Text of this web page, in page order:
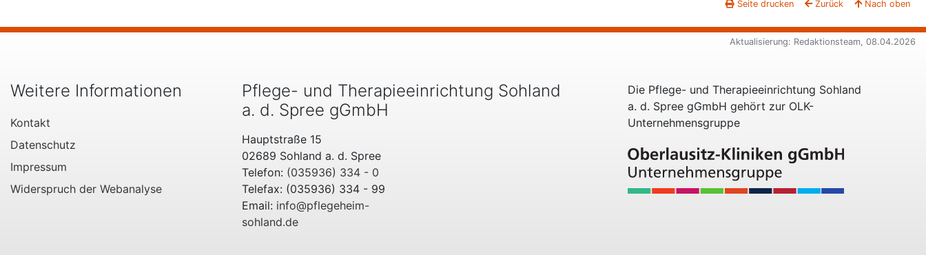
Nach oben
Zurück
Seite drucken
Aktualisierung: Redaktionsteam, 08.04.2026
Weitere Informationen
Kontakt
Datenschutz
Impressum
Widerspruch der Webanalyse
Pflege- und Therapieeinrichtung Sohland
a. d. Spree gGmbH
Hauptstraße 15
02689 Sohland a. d. Spree
Telefon: (035936) 334 - 0
Telefax: (035936) 334 - 99
Email: info@pflegeheim-
sohland.de
Die Pflege- und Therapieeinrichtung Sohland
a. d. Spree gGmbH gehört zur OLK-
Unternehmensgruppe